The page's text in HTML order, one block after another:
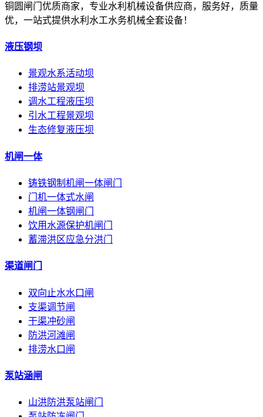
铜圆闸门优质商家，专业水利机械设备供应商，服务好，质量
优，一站式提供水利水工水务机械全套设备！
液压钢坝
景观水系活动坝
排涝站景观坝
调水工程液压坝
引水工程景观坝
生态修复液压坝
机闸一体
铸铁钢制机闸一体闸门
门机一体式水闸
机闸一体钢闸门
饮用水源保护机闸门
蓄滞洪区应急分洪门
渠道闸门
双向止水水口闸
支渠调节闸
干渠冲砂闸
防洪河滩闸
排涝水口闸
泵站涵闸
山洪防洪泵站闸门